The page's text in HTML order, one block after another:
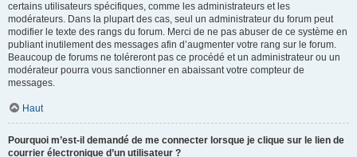
certains utilisateurs spécifiques, comme les administrateurs et les
modérateurs. Dans la plupart des cas, seul un administrateur du forum peut
modifier le texte des rangs du forum. Merci de ne pas abuser de ce système en
publiant inutilement des messages afin d’augmenter votre rang sur le forum.
Beaucoup de forums ne toléreront pas ce procédé et un administrateur ou un
modérateur pourra vous sanctionner en abaissant votre compteur de
messages.
Haut
Pourquoi m’est-il demandé de me connecter lorsque je clique sur le lien de
courrier électronique d’un utilisateur ?